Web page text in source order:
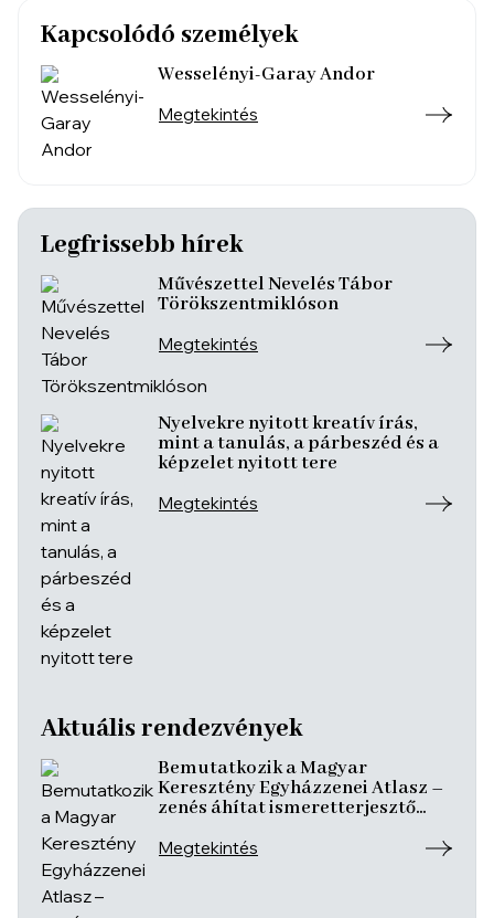
Kapcsolódó személyek
Wesselényi-Garay Andor
Megtekintés
Legfrissebb hírek
Művészettel Nevelés Tábor
Törökszentmiklóson
Megtekintés
Nyelvekre nyitott kreatív írás,
mint a tanulás, a párbeszéd és a
képzelet nyitott tere
Megtekintés
Aktuális rendezvények
Bemutatkozik a Magyar
Keresztény Egyházzenei Atlasz –
zenés áhítat ismeretterjesztő
Megtekintés